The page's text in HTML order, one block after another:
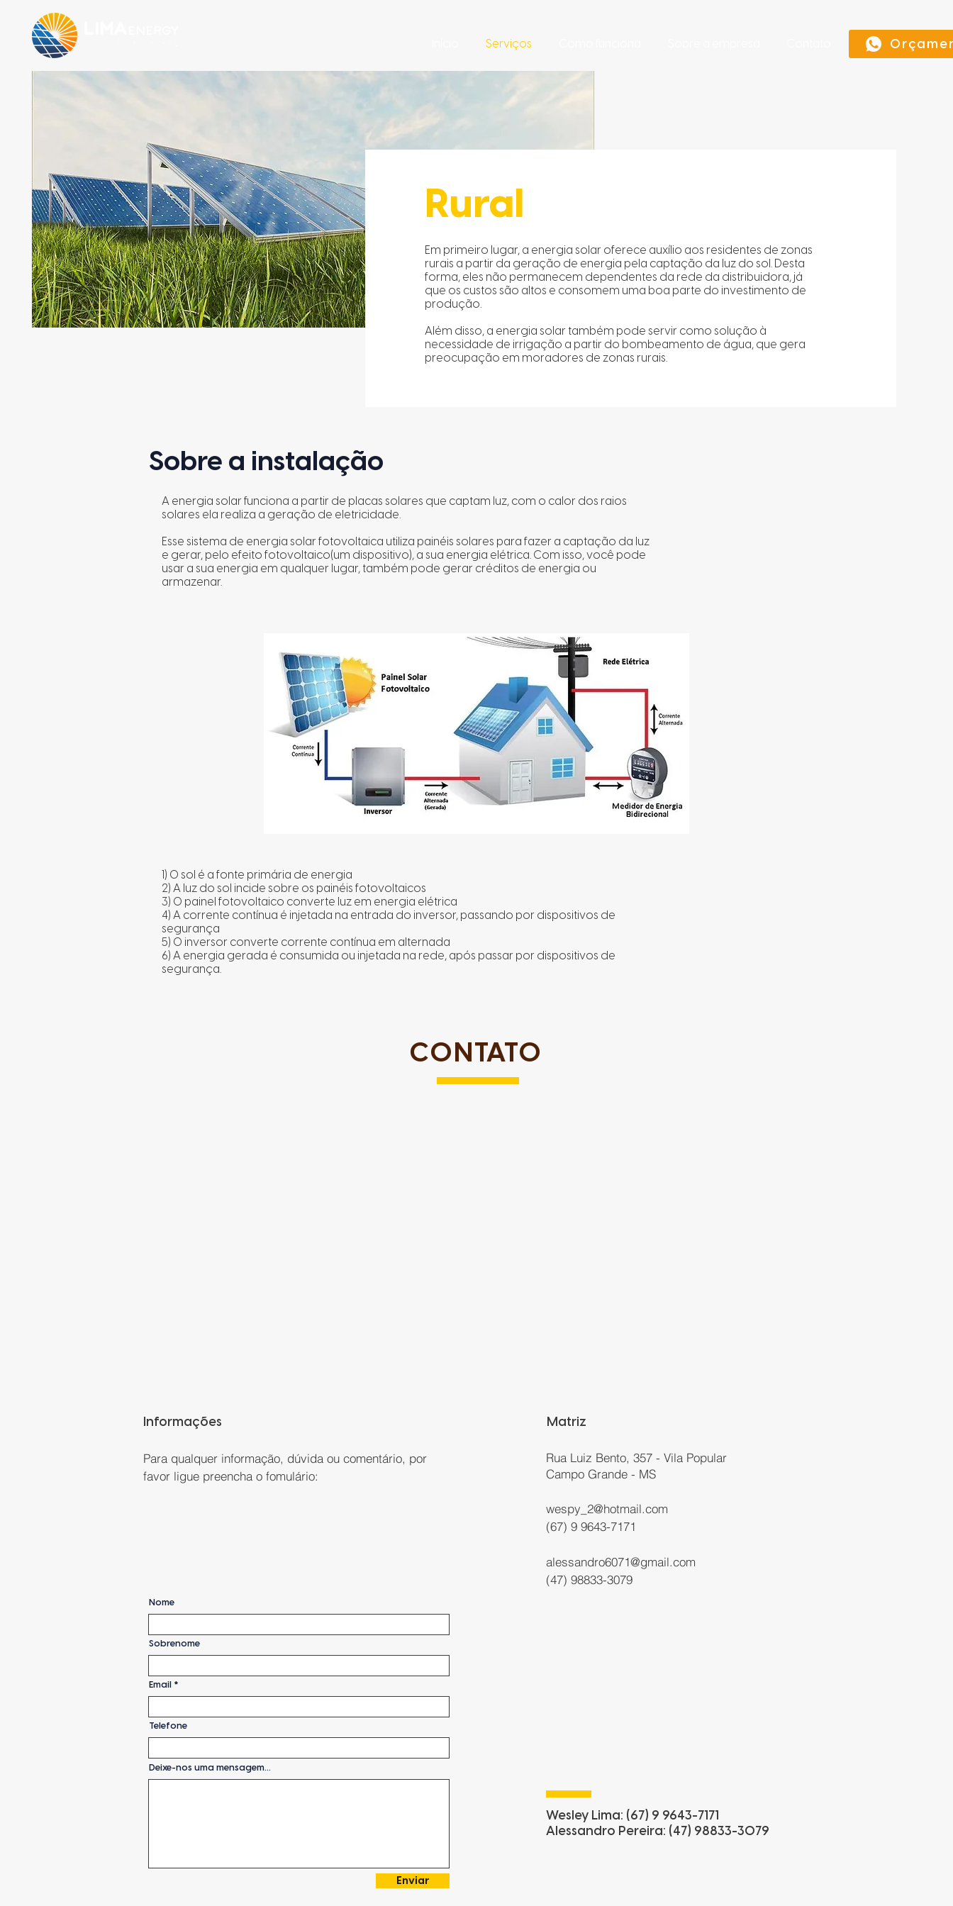
Serviços
Rural
Em primeiro lugar, a energia solar oferece auxílio aos residentes de zonas
rurais a partir da geração de energia pela captação da luz do sol. Desta
forma, eles não permanecem dependentes da rede da distribuidora, já
que os custos são altos e consomem uma boa parte do investimento de
produção.
Além disso, a energia solar também pode servir como solução à
necessidade de irrigação a partir do bombeamento de água, que gera
preocupação em moradores de zonas rurais.
Sobre a instalação
A energia solar funciona a partir de placas solares que captam luz, com o calor dos raios
solares ela realiza a geração de eletricidade.
Esse sistema de energia solar fotovoltaica utiliza painéis solares para fazer a captação da luz
e gerar, pelo efeito fotovoltaico(um dispositivo), a sua energia elétrica. Com isso, você pode
usar a sua energia em qualquer lugar, também pode gerar créditos de energia ou
armazenar.
1) O sol é a fonte primária de energia
2) A luz do sol incide sobre os painéis fotovoltaicos
3) O painel fotovoltaico converte luz em energia elétrica
4) A corrente contínua é injetada na entrada do inversor, passando por dispositivos de
segurança
5) O inversor converte corrente contínua em alternada
6) A energia gerada é consumida ou injetada na rede, após passar por dispositivos de
segurança.
CONTATO
Informações
Para qualquer informação, dúvida ou comentário, por
favor ligue preencha o fomulário:
Nome
Sobrenome
Email
Telefone
Deixe-nos uma mensagem...
Enviar
Matriz
Rua Luiz Bento, 357 - Vila Popular
Campo Grande - MS
wespy_2@hotmail.com
(67) 9 9643-7171
alessandro6071@gmail.com
(47) 98833-3079
Wesley Lima: (67) 9 9643-7171
Alessandro Pereira: (47) 98833-3079